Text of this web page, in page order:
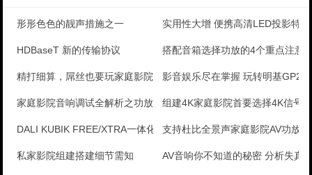
形形色色的靓声措施之一 实用性大增 便携高清LED投影特
HDBaseT 新的传输协议 搭配音箱选择功放的4个重点注意
精打细算，屌丝也要玩家庭影院 影音娱乐尽在掌握 玩转明基GP2
家庭影院音响调试全解析之功放的配置组建4K家庭影院首要选择4K信号
DALI KUBIK FREE/XTRA一体化有源音支持杜比全景声家庭影院AV功放
私家影院组建搭建细节需知 AV音响你不知道的秘密 分析失真